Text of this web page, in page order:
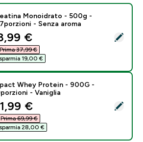
prodotto - Creatina Monoidrato -
Monoidrato - 500g -
- Senza aroma
price
€‎
Prima 37,99 €‎
19,00 €‎
prodotto - Impact Whey Protein -
Whey Protein - 900G -
- Vaniglia
price
€‎
Prima 69,99 €‎
28,00 €‎